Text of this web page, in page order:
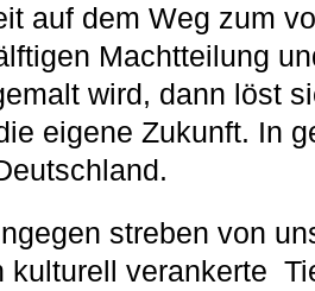
auf dem Weg zum
Machtteilung
wird, dann löst
eigene Zukunft. In
streben von
kulturell verankerte